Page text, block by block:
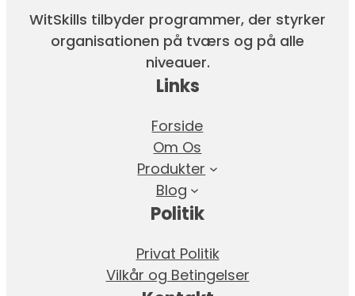
WitSkills tilbyder programmer, der styrker
organisationen på tværs og på alle
niveauer.
Links
Forside
Om Os
Produkter
Blog
Politik
Privat Politik
Vilkår og Betingelser